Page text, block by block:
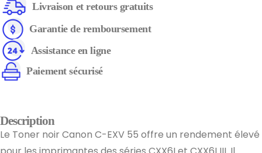
Livraison et retours gratuits
Garantie de remboursement
Assistance en ligne
Paiement sécurisé
Description
Le Toner noir Canon C-EXV 55 offre un rendement élevé